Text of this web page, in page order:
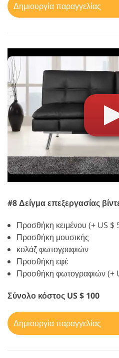
Δημιουργία παραγγελίας
#8 Δείγμα επεξεργασίας
Προσθήκη κειμένου (+ US $
Προσθήκη μουσικής
κολάζ φωτογραφιών
Προσθήκη εφέ
Προσθήκη φωτογραφιών (+
Σύνολο κόστος US $ 100
Δημιουργία παραγγελίας